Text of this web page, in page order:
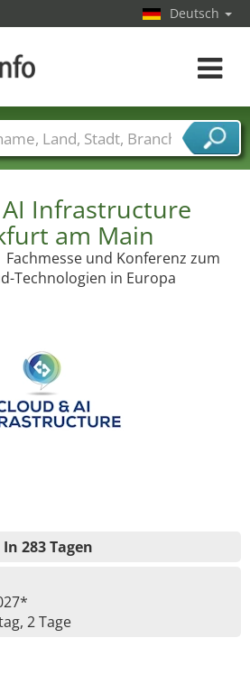
Infrastructure
am Main
Fachmesse und Konferenz zum
Technologien in Europa
In 283 Tagen
2 Tage
Deutsch
Toggle
Städte
Branchen